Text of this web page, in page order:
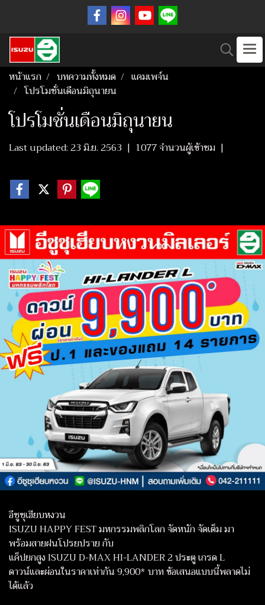
หน้าแรก บทความทั้งหมด
แคมเพจ์น
โปรโมชั่นเดือนมิถุนายน
โปรโมชั่นเดือนมิถุนายน
Last updated: 23 มิ.ย. 2563 | 1077 จำนวนผู้เข้าชม |
อีซูซุเฮียบหงวน
ISUZU HAPPY FEST มหกรรมพลิกโลก จัดหนัก จัดเต็ม มา
พร้อมสายฝนโปรยปราย กับ
แค็ปยกสูง ISUZU D-MAX HI-LANDER 2 ประตู เกรด L
ดาวน์และผ่อนในราคาเท่ากัน 9,900* บาท ข้อเสนอแบบนี้พลาดไม่
ได้แล้ว